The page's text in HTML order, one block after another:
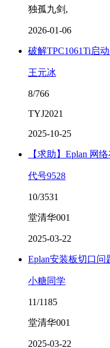
独孤九剑,
2026-01-06
破解TPC1061Ti启
王元冰
8/766
TYJ2021
2025-10-25
【求助】Eplan 网
代号9528
10/3531
堂清华001
2025-03-22
Eplan安装板切口问
小糖同学
11/1185
堂清华001
2025-03-22